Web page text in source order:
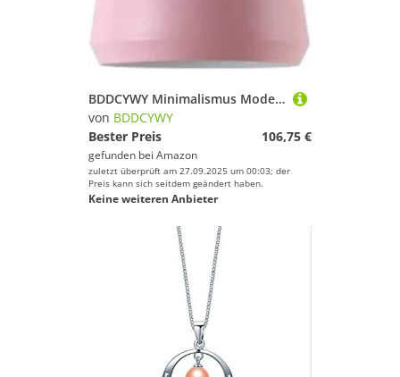
BDDCYWY Minimalismus Moderne Hängeleuchte aus Metall, nordische Farbe, Einzelkopf, E27, Aluminium, weiches Licht, Auge, Beleuchtung, geeignet für das Bett, für das Restaurant (Blau)
von BDDCYWY
Bester Preis
106,75 €
gefunden bei Amazon
zuletzt überprüft am 27.09.2025 um 00:03; der
Preis kann sich seitdem geändert haben.
Keine weiteren Anbieter